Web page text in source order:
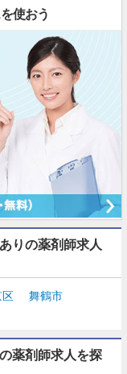
使おう
りの薬剤師求人
区
舞鶴市
薬剤師求人を探